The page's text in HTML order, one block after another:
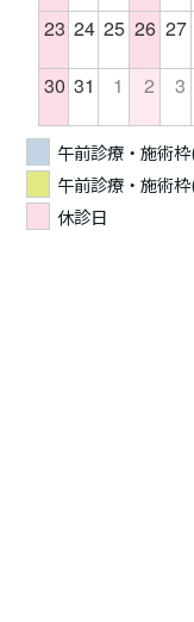
23 24 25 26 27
30 31 1 2 3
午前診療・施術
午前診療・施術枠
休診日